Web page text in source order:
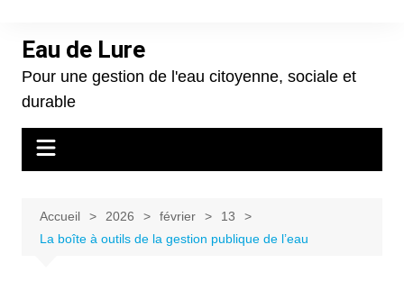
contenuEau de Lure
Pour une gestion de l'eau citoyenne, sociale et
durable
Accueil 2026 février
13
La boîte à outils de la gestion publique de l’eau